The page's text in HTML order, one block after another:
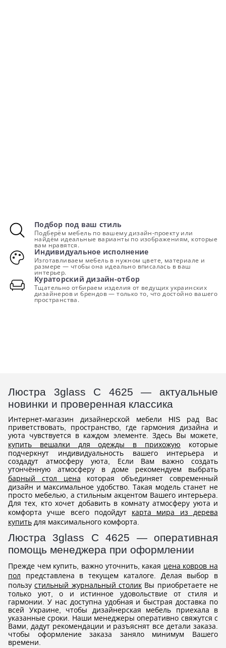
Подбор под ваш стиль
Подберём мебель по вашему дизайн-проекту или
найдём идеальные варианты по изображениям, которые
вам нравятся.
Индивидуальное исполнение
Изготавливаем мебель в нужном цвете, материале и
размере — чтобы она идеально вписалась в ваш
интерьер.
Кураторский дизайн-отбор
Тщательно отбираем изделия от ведущих украинских
дизайнеров и брендов — только то, что достойно вашего
пространства.
Люстра 3glass С 4625 — актуальные
новинки и проверенная классика
Интернет-магазин дизайнерской мебели HIS рад Вас
приветствовать, пространство, где гармония дизайна и
уюта чувствуется в каждом элементе. Здесь Вы можете,
купить вешалки для одежды в прихожую которые
подчеркнут индивидуальность вашего интерьера и
создадут атмосферу уюта, Если Вам важно создать
утончённую атмосферу в доме рекомендуем выбрать
барный стол цена которая объединяет современный
дизайн и максимальное удобство. Такая модель станет не
просто мебелью, а стильным акцентом Вашего интерьера.
Для тех, кто хочет добавить в комнату атмосферу уюта и
комфорта учше всего подойдут карта мира из дерева
купить для максимального комфорта.
Люстра 3glass С 4625 — оперативная
помощь менеджера при оформлении
Прежде чем купить, важно уточнить, какая цена ковров на
пол представлена в текущем каталоге. Делая выбор в
пользустильный журнальный столик Вы приобретаете не
только уют, о и истинное удовольствие от стиля и
гармонии. У нас доступна удобная и быстрая доставка по
всей Украине, чтобы дизайнерская мебель приехала в
указанные сроки. Наши менеджеры оперативно свяжутся с
Вами, дадут рекомендации и разъяснят все детали заказа.
чтобы оформление заказа заняло минимум Вашего
времени.